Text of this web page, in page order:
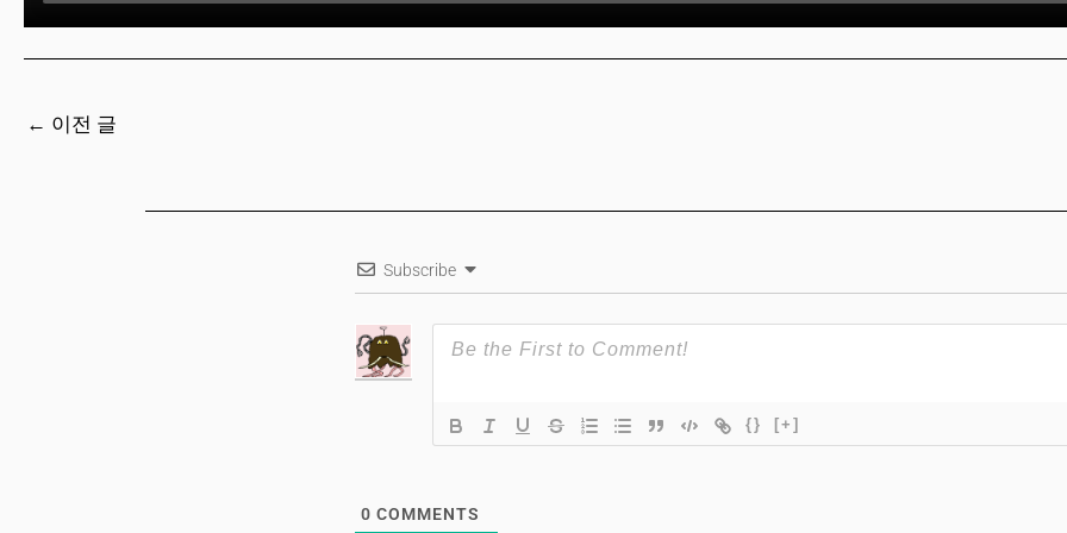
← 이전 글
Subscribe
{} [+]
0 COMMENTS